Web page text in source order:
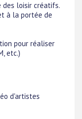
des loisir créatifs.
à la portée de
pour réaliser
etc.)
d'artistes